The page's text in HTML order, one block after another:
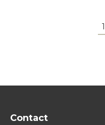
1
Contact